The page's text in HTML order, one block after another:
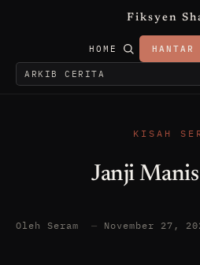
Fiksyen
HOME
KISAH
Janji
Oleh Seram — November 27,